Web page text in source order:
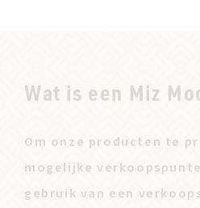
Wat is een Miz
Om onze producten te
mogelijke
gebruik van een